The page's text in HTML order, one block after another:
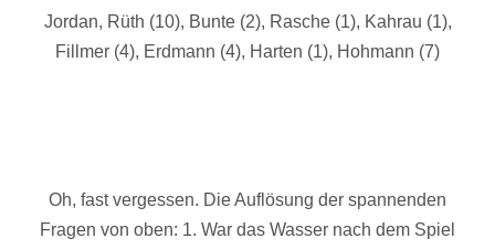
Jordan, Rüth (10), Bunte (2), Rasche (1), Kahrau (1),
Fillmer (4), Erdmann (4), Harten (1), Hohmann (7)
Oh, fast vergessen. Die Auflösung der spannenden
Fragen von oben: 1. War das Wasser nach dem Spiel